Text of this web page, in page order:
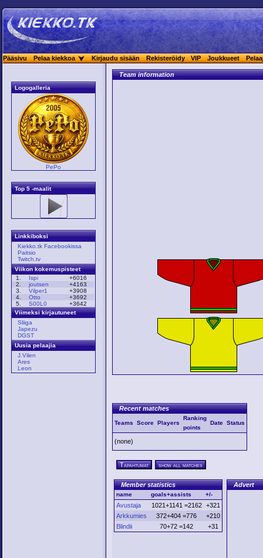
Pääsivu Pelaa kiekkoa Kirjaudu sisään Rekisteröidy VIP Joukkueet
Logogalleria
PePo
Top 5 -maalit
Linkkiboksi
Kiekko.tk Facebookissa
Paitsio
Twitch.tv
Viikon kokemuspisteet
1.
Ispi
+6016
2.
joutsen
+4163
3.
Vilper1
+3908
4.
Otto
+3692
5.
S00L0
+3642
Viimeksi kirjautuneet
Sliiga
Japezu
DGST
Uusia pelaajia
J.Vilen
Ares
Leon
Team information
Recent matches
Teams Score Players
Ranking
points
Date Status
(none)
Tapahtumat show all matches
Member statistics
name goals+assists +/-
Avustaja 1021+1141 =2162
+321
Arkkumies
372+404 =776
+210
Blindii
70+72 =142 +31
Advert